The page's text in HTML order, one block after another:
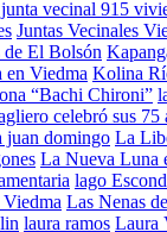
junta vecinal 915
Juntas Vecinales
El Bolsón
en Viedma Kolina
“Bachi Chironi”
celebró sus 75
juan domingo La
La Nueva Luna
lago
Las Nenas
laura ramos Laura